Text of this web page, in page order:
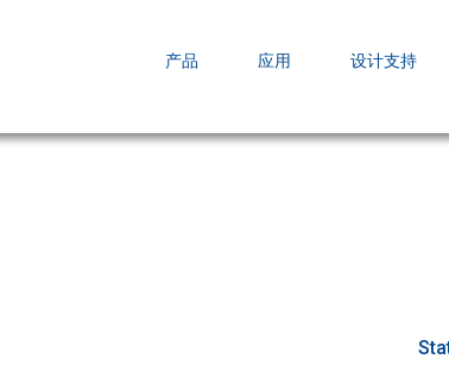
产品 应用 设计支持
AOS发布